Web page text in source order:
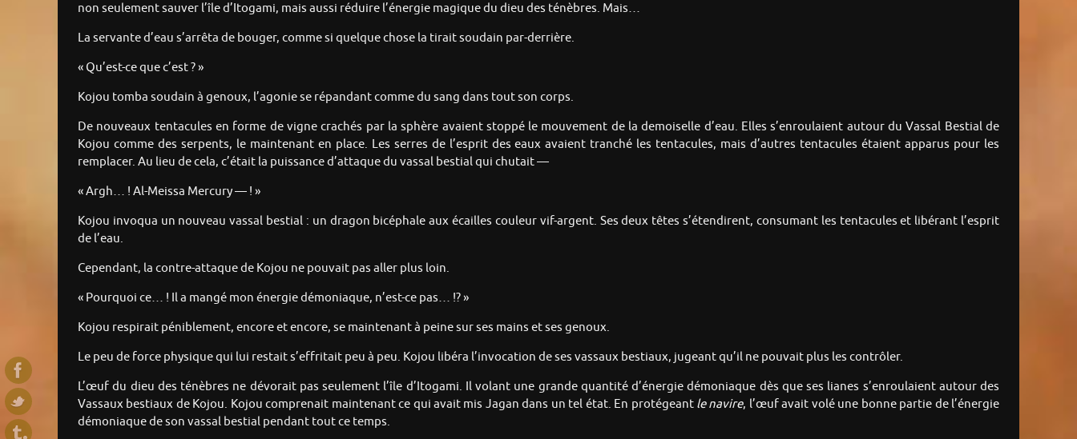
non seulement sauver l’île d’Itogami, mais aussi réduire l’énergie magique du dieu des ténèbres. Mais…
La servante d’eau s’arrêta de bouger, comme si quelque chose la tirait soudain par-derrière.
« Qu’est-ce que c’est ? »
Kojou tomba soudain à genoux, l’agonie se répandant comme du sang dans tout son corps.
De nouveaux tentacules en forme de vigne crachés par la sphère avaient stoppé le mouvement de la demoiselle d’eau. Elles s’enroulaient autour du Vassal Bestial de
Kojou comme des serpents, le maintenant en place. Les serres de l’esprit des eaux avaient tranché les tentacules, mais d’autres tentacules étaient apparus pour les
remplacer. Au lieu de cela, c’était la puissance d’attaque du vassal bestial qui chutait —
« Argh… ! Al-Meissa Mercury — ! »
Kojou invoqua un nouveau vassal bestial : un dragon bicéphale aux écailles couleur vif-argent. Ses deux têtes s’étendirent, consumant les tentacules et libérant l’esprit
de l’eau.
Cependant, la contre-attaque de Kojou ne pouvait pas aller plus loin.
« Pourquoi ce… ! Il a mangé mon énergie démoniaque, n’est-ce pas… !? »
Kojou respirait péniblement, encore et encore, se maintenant à peine sur ses mains et ses genoux.
Le peu de force physique qui lui restait s’effritait peu à peu. Kojou libéra l’invocation de ses vassaux bestiaux, jugeant qu’il ne pouvait plus les contrôler.
L’œuf du dieu des ténèbres ne dévorait pas seulement l’île d’Itogami. Il volant une grande quantité d’énergie démoniaque dès que ses lianes s’enroulaient autour des
Vassaux bestiaux de Kojou. Kojou comprenait maintenant ce qui avait mis Jagan dans un tel état. En protégeantle navire, l’œuf avait volé une bonne partie de l’énergie
démoniaque de son vassal bestial pendant tout ce temps.